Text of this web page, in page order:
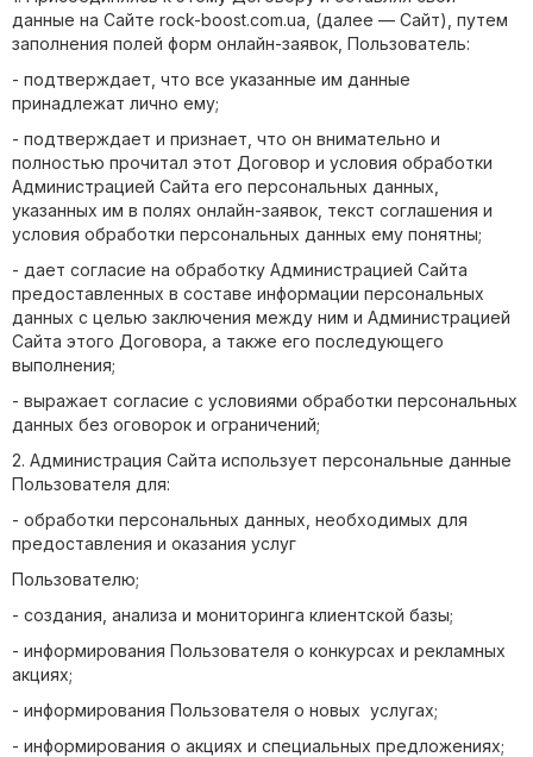
данные на Сайте rock-boost.com.ua, (далее — Сайт), путем
заполнения полей форм онлайн-заявок, Пользователь:
- подтверждает, что все указанные им данные
принадлежат лично ему;
- подтверждает и признает, что он внимательно и
полностью прочитал этот Договор и условия обработки
Администрацией Сайта его персональных данных,
указанных им в полях онлайн-заявок, текст соглашения и
условия обработки персональных данных ему понятны;
- дает согласие на обработку Администрацией Сайта
предоставленных в составе информации персональных
данных с целью заключения между ним и Администрацией
Сайта этого Договора, а также его последующего
выполнения;
- выражает согласие с условиями обработки персональных
данных без оговорок и ограничений;
2. Администрация Сайта использует персональные данные
Пользователя для:
- обработки персональных данных, необходимых для
предоставления и оказания услуг
Пользователю;
- создания, анализа и мониторинга клиентской базы;
- информирования Пользователя о конкурсах и рекламных
акциях;
- информирования Пользователя о новых услугах;
- информирования о акциях и специальных предложениях;